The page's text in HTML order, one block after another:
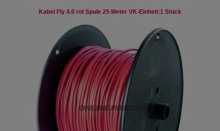
Kabel Fly 4.0 rot Spule 25 Meter VK-Einheit:1 Stück